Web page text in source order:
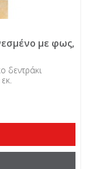
με φως,
δεντράκι